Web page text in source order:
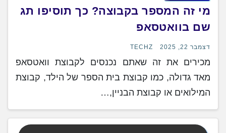
מי זה המספר בקבוצה? כך תוסיפו תג
שם בוואטסאפ
דצמבר 22, 2025 TECHZ
מכירים את זה שאתם נכנסים לקבוצת וואטסאפ
מאד גדולה, כמו קבוצת בית הספר של הילד, קבוצת
המילואים או קבוצת הבניין,…